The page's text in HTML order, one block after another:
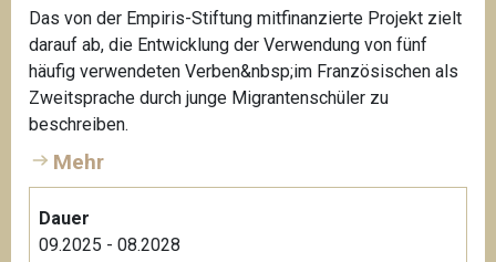
Das von der Empiris-Stiftung mitfinanzierte Projekt zielt
darauf ab, die Entwicklung der Verwendung von fünf
häufig verwendeten Verben&nbsp;im Französischen als
Zweitsprache durch junge Migrantenschüler zu
beschreiben.
Mehr
Dauer
09.2025 - 08.2028